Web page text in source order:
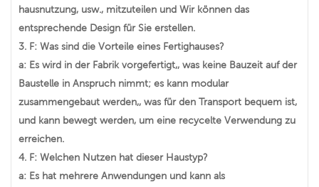
hausnutzung, usw., mitzuteilen und Wir können das
entsprechende Design für Sie erstellen.
3. F: Was sind die Vorteile eines Fertighauses?
a: Es wird in der Fabrik vorgefertigt,, was keine Bauzeit auf der
Baustelle in Anspruch nimmt; es kann modular
zusammengebaut werden,, was für den Transport bequem ist,
und kann bewegt werden, um eine recycelte Verwendung zu
erreichen.
4. F: Welchen Nutzen hat dieser Haustyp?
a: Es hat mehrere Anwendungen und kann als